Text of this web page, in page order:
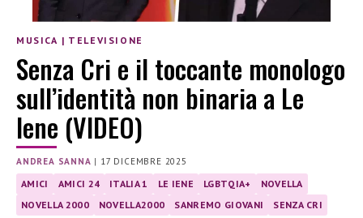
MUSICA | TELEVISIONE
Senza Cri e il toccante monologo
sull’identità non binaria a Le
Iene (VIDEO)
ANDREA SANNA | 17 DICEMBRE 2025
AMICI AMICI 24 ITALIA 1 LE IENE LGBTQIA+
NOVELLA
NOVELLA 2000
NOVELLA2000 SANREMO GIOVANI SENZA CRI